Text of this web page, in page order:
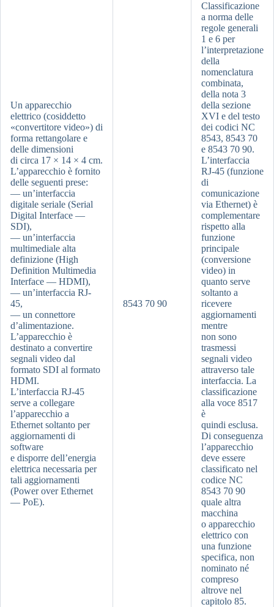
Un apparecchio
elettrico (cosiddetto
«convertitore video») di
forma rettangolare e
delle dimensioni
di circa 17 × 14 × 4 cm.
L’apparecchio è fornito
delle seguenti prese:
— un’interfaccia
digitale seriale (Serial
Digital Interface —
SDI),
— un’interfaccia
multimediale alta
definizione (High
Definition Multimedia
Interface — HDMI),
— un’interfaccia RJ-
45,
— un connettore
d’alimentazione.
L’apparecchio è
destinato a convertire
segnali video dal
formato SDI al formato
HDMI.
L’interfaccia RJ-45
serve a collegare
l’apparecchio a
Ethernet soltanto per
aggiornamenti di
software
e disporre dell’energia
elettrica necessaria per
tali aggiornamenti
(Power over Ethernet
— PoE).
8543 70 90
Classificazione
a norma delle
regole generali
1 e 6 per
l’interpretazione
della
nomenclatura
combinata,
della nota 3
della sezione
XVI e del testo
dei codici NC
8543, 8543 70
e 8543 70 90.
L’interfaccia
RJ-45 (funzione
di
comunicazione
via Ethernet) è
complementare
rispetto alla
funzione
principale
(conversione
video) in
quanto serve
soltanto a
ricevere
aggiornamenti
mentre
non sono
trasmessi
segnali video
attraverso tale
interfaccia. La
classificazione
alla voce 8517
è
quindi esclusa.
Di conseguenza
l’apparecchio
deve essere
classificato nel
codice NC
8543 70 90
quale altra
macchina
o apparecchio
elettrico con
una funzione
specifica, non
nominato né
compreso
altrove nel
capitolo 85.